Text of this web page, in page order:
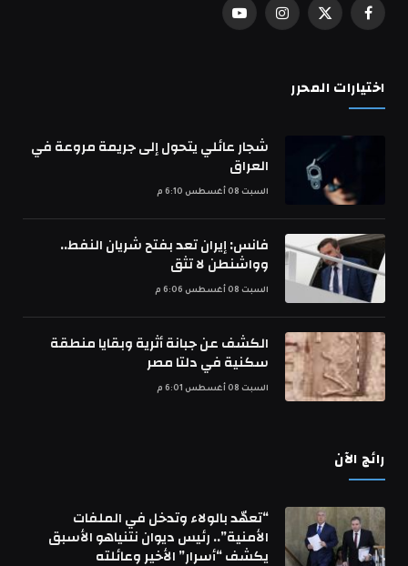
فيسبوكX
الانستغراميوتيوب
اختيارات المحرر
شجار عائلي يتحول إلى جريمة مروعة في
العراق
السبت 08 أغسطس 6:10 م
فانس: إيران تعد بفتح شريان النفط..
وواشنطن لا تثق
السبت 08 أغسطس 6:06 م
الكشف عن جبانة أثرية وبقايا منطقة
سكنية في دلتا مصر
السبت 08 أغسطس 6:01 م
رائج الآن
“تعهّد بالولاء وتدخل في الملفات
الأمنية”.. رئيس ديوان نتنياهو الأسبق
يكشف “أسرار” الأخير وعائلته